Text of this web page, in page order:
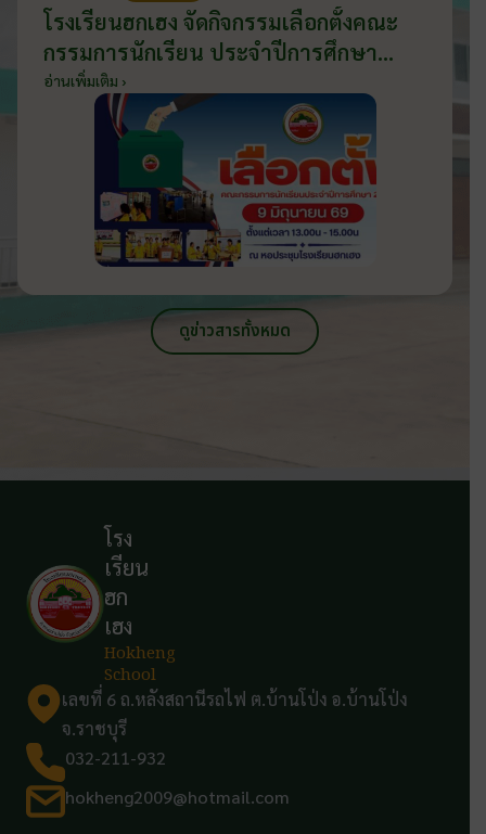
โรงเรียนฮกเฮง จัดกิจกรรมเลือกตั้งคณะ
กรรมการนักเรียน ประจำปีการศึกษา
2569 ส่งเสริมประชาธิปไตยในโรงเรียน
วันที่ 9 มิถุนายน 2569
อ่านเพิ่มเติม ›
ดูข่าวสารทั้งหมด
โรง
เรียน
ฮก
เฮง
Hokheng
School
เลขที่ 6 ถ.หลังสถานีรถไฟ ต.บ้านโป่ง อ.บ้านโป่ง
จ.ราชบุรี
032-211-932
hokheng2009@hotmail.com